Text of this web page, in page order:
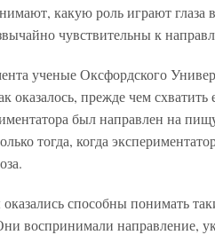
какую роль играют глаза
чувствительны к
ученые Оксфордского
прежде чем схватить
был направлен на
тогда, когда
способны понимать
воспринимали направление,